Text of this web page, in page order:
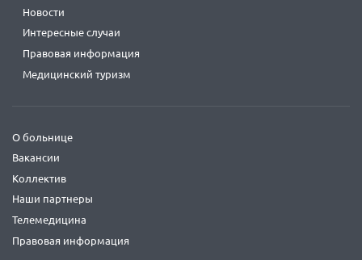
Новости
Интересные случаи
Правовая информация
Медицинский туризм
О больнице
Вакансии
Коллектив
Наши партнеры
Телемедицина
Правовая информация